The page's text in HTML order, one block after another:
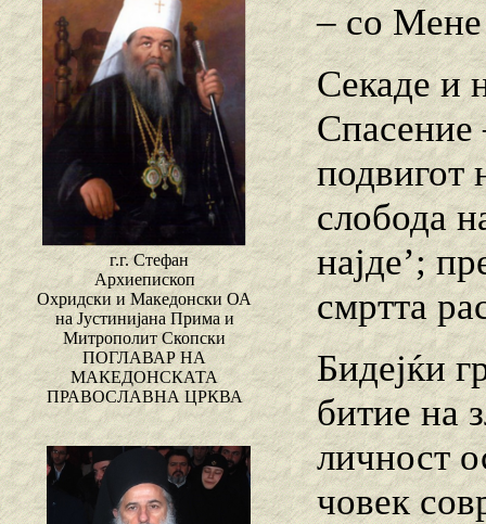
г.г. Стефан
Архиепископ
Охридски и Македонски ОА
на Јустинијана Прима и
Митрополит Скопски
ПОГЛАВАР НА
МАКЕДОНСКАТА
ПРАВОСЛАВНА ЦРКВА
– со Мене
Секаде и
подвигот
слобода
најде’;
смртта
Бидејќи
битие на
личност
човек